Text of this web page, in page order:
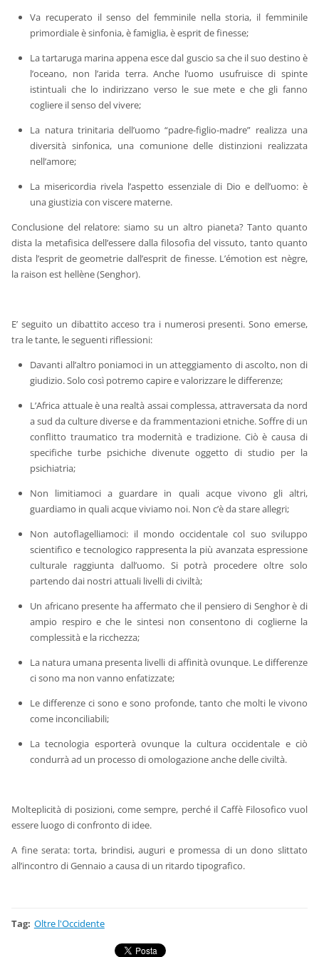
Va recuperato il senso del femminile nella storia, il femminile
primordiale è sinfonia, è famiglia, è esprit de finesse;
La tartaruga marina appena esce dal guscio sa che il suo destino è
l’oceano, non l’arida terra. Anche l’uomo usufruisce di spinte
istintuali che lo indirizzano verso le sue mete e che gli fanno
cogliere il senso del vivere;
La natura trinitaria dell’uomo “padre-figlio-madre” realizza una
diversità sinfonica, una comunione delle distinzioni realizzata
nell’amore;
La misericordia rivela l’aspetto essenziale di Dio e dell’uomo: è
una giustizia con viscere materne.
Conclusione del relatore: siamo su un altro pianeta? Tanto quanto
dista la metafisica dell’essere dalla filosofia del vissuto, tanto quanto
dista l’esprit de geometrie dall’esprit de finesse. L’émotion est nègre,
la raison est hellène (Senghor).
E’ seguito un dibattito acceso tra i numerosi presenti. Sono emerse,
tra le tante, le seguenti riflessioni:
Davanti all’altro poniamoci in un atteggiamento di ascolto, non di
giudizio. Solo così potremo capire e valorizzare le differenze;
L’Africa attuale è una realtà assai complessa, attraversata da nord
a sud da culture diverse e da frammentazioni etniche. Soffre di un
conflitto traumatico tra modernità e tradizione. Ciò è causa di
specifiche turbe psichiche divenute oggetto di studio per la
psichiatria;
Non limitiamoci a guardare in quali acque vivono gli altri,
guardiamo in quali acque viviamo noi. Non c’è da stare allegri;
Non autoflagelliamoci: il mondo occidentale col suo sviluppo
scientifico e tecnologico rappresenta la più avanzata espressione
culturale raggiunta dall’uomo. Si potrà procedere oltre solo
partendo dai nostri attuali livelli di civiltà;
Un africano presente ha affermato che il pensiero di Senghor è di
ampio respiro e che le sintesi non consentono di coglierne la
complessità e la ricchezza;
La natura umana presenta livelli di affinità ovunque. Le differenze
ci sono ma non vanno enfatizzate;
Le differenze ci sono e sono profonde, tanto che molti le vivono
come inconciliabili;
La tecnologia esporterà ovunque la cultura occidentale e ciò
condurrà ad un processo di omologazione anche delle civiltà.
Molteplicità di posizioni, come sempre, perché il Caffè Filosofico vuol
essere luogo di confronto di idee.
A fine serata: torta, brindisi, auguri e promessa di un dono slittato
all’incontro di Gennaio a causa di un ritardo tipografico.
Tag: Oltre l'Occidente